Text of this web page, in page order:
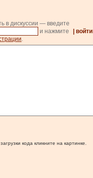
в дискуссии — введите
и нажмите | войти |
.
кода кликните на картинке.